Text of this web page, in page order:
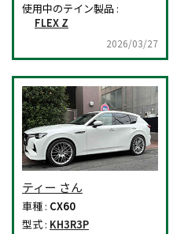
使用中のテイン製品 :
FLEX Z
2026/03/27
ティー さん
車種 : CX60
型式 : KH3R3P